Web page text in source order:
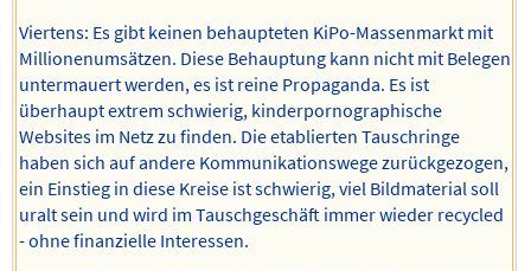
Viertens: Es gibt keinen behaupteten KiPo-Massenmarkt mit
Millionenumsätzen. Diese Behauptung kann nicht mit Belegen
untermauert werden, es ist reine Propaganda. Es ist
überhaupt extrem schwierig, kinderpornographische
Websites im Netz zu finden. Die etablierten Tauschringe
haben sich auf andere Kommunikationswege zurückgezogen,
ein Einstieg in diese Kreise ist schwierig, viel Bildmaterial soll
uralt sein und wird im Tauschgeschäft immer wieder recycled
- ohne finanzielle Interessen.